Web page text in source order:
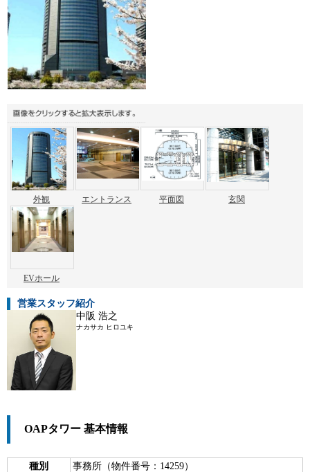
外観 エントランス 平面図 玄関
EVホール
営業スタッフ紹介
中阪 浩之
ナカサカ ヒロユキ
OAPタワー 基本情報
種別
事務所（物件番号：14259）